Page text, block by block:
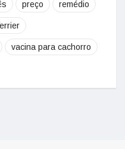
preço remédio
vacina para cachorro